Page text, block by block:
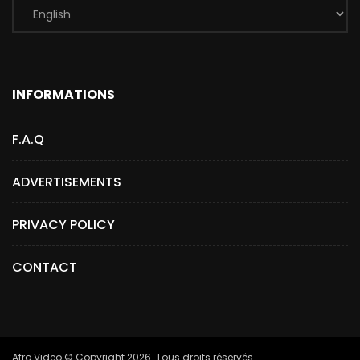
INFORMATIONS
F.A.Q
ADVERTISEMENTS
PRIVACY POLICY
CONTACT